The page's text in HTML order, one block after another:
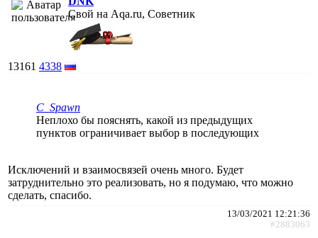
Свой на Aqa.ru, Советник
13161 4338
C_Spawn
Неплохо бы пояснять, какой из предыдущих
пунктов ограничивает выбор в последующих
Исключений и взаимосвязей очень много. Будет
затруднительно это реализовать, но я подумаю, что можно
сделать, спасибо.
13/03/2021 12:21:36
#2883063